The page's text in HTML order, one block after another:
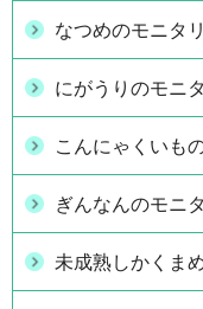
なつめのモニタ
にがうりのモニ
こんにゃくいも
ぎんなんのモニ
未成熟しかくま